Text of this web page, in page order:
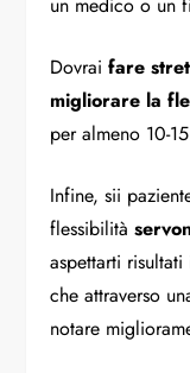
un medico o un
Dovraifare
migliorare la
per almeno 10-
Infine, sii
flessibilità
aspettarti
che attraverso
notare